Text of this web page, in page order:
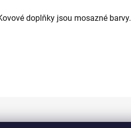
doplňky jsou mosazné barvy.